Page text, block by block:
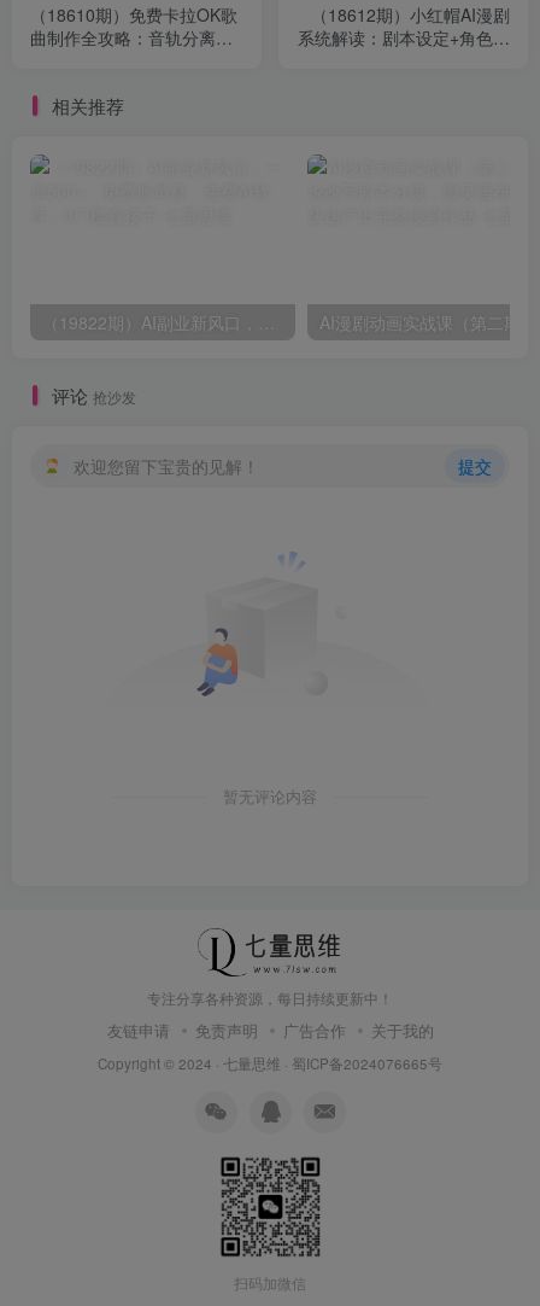
（18610期）免费卡拉OK歌
曲制作全攻略：音轨分离字
（18612期）小红帽AI漫剧
系统解读：剧本设定+角色设
相关推荐
评论 抢沙发
欢迎您留下宝贵的见解！ 提交
暂无评论内容
专注分享各种资源，每日持续更新中！
友链申请 免责声明 广告合作 关于我的
Copyright © 2024 · 七量思维 · 蜀ICP备2024076665号
扫码加微信